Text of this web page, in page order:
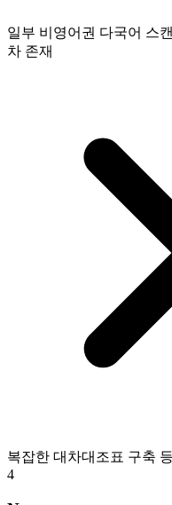
일부 비영어권 다국어 스
차 존재
복잡한 대차대조표 구축
4